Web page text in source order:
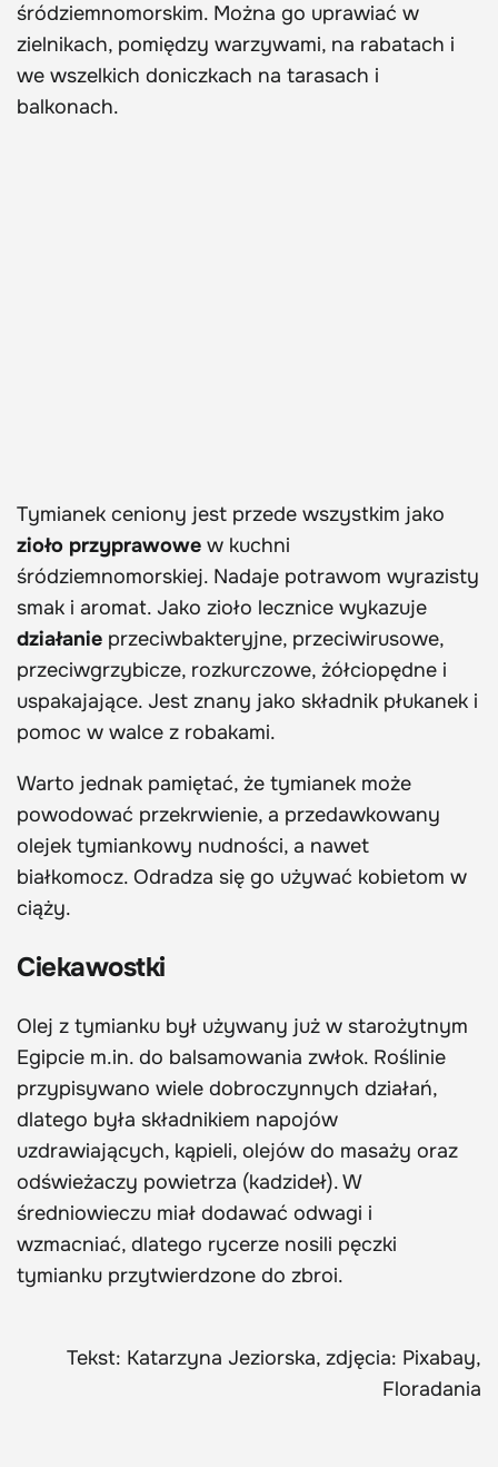
śródziemnomorskim. Można go uprawiać w
zielnikach, pomiędzy warzywami, na rabatach i
we wszelkich doniczkach na tarasach i
balkonach.
Tymianek ceniony jest przede wszystkim jako
zioło przyprawowe w kuchni
śródziemnomorskiej. Nadaje potrawom wyrazisty
smak i aromat. Jako zioło lecznice wykazuje
działanie przeciwbakteryjne, przeciwirusowe,
przeciwgrzybicze, rozkurczowe, żółciopędne i
uspakajające. Jest znany jako składnik płukanek i
pomoc w walce z robakami.
Warto jednak pamiętać, że tymianek może
powodować przekrwienie, a przedawkowany
olejek tymiankowy nudności, a nawet
białkomocz. Odradza się go używać kobietom w
ciąży.
Ciekawostki
Olej z tymianku był używany już w starożytnym
Egipcie m.in. do balsamowania zwłok. Roślinie
przypisywano wiele dobroczynnych działań,
dlatego była składnikiem napojów
uzdrawiających, kąpieli, olejów do masaży oraz
odświeżaczy powietrza (kadzideł). W
średniowieczu miał dodawać odwagi i
wzmacniać, dlatego rycerze nosili pęczki
tymianku przytwierdzone do zbroi.
Tekst: Katarzyna Jeziorska, zdjęcia: Pixabay,
Floradania